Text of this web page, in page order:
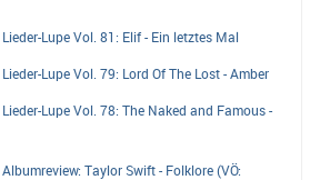
Lieder-Lupe Vol. 81: Elif - Ein letztes Mal
Lieder-Lupe Vol. 79: Lord Of The Lost - Amber
Lieder-Lupe Vol. 78: The Naked and Famous -
Albumreview: Taylor Swift - Folklore (VÖ: